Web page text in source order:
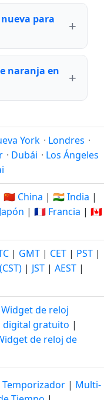
para
naranja en
York · Londres ·
· Dubái · Los Ángeles
🇨🇳 China | 🇮🇳 India |
| 🇫🇷 Francia | 🇨🇦
| GMT | CET | PST |
| JST | AEST |
Widget de reloj
digital gratuito |
de reloj de
Temporizador | Multi-